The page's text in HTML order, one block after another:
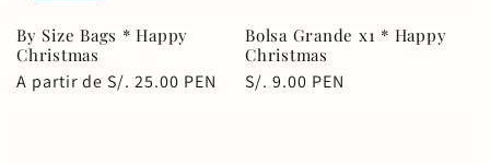
By Size Bags * Happy
Christmas
Precio
A partir de S/. 25.00 PEN
Bolsa Grande x1 * Happy
Christmas
Precio
S/. 9.00 PEN